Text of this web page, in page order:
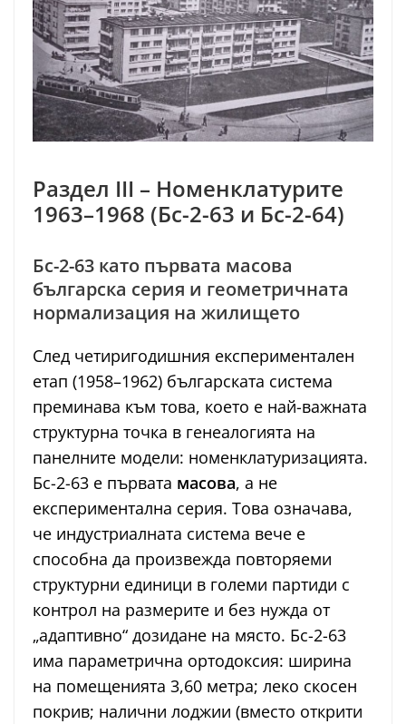
Раздел III – Номенклатурите
1963–1968 (Бс-2-63 и Бс-2-64)
Бс-2-63 като първата масова
българска серия и геометричната
нормализация на жилището
След четиригодишния експериментален
етап (1958–1962) българската система
преминава към това, което е най-важната
структурна точка в генеалогията на
панелните модели: номенклатуризацията.
Бс-2-63 е първата масова, а не
експериментална серия. Това означава,
че индустриалната система вече е
способна да произвежда повторяеми
структурни единици в големи партиди с
контрол на размерите и без нужда от
„адаптивно“ дозидане на място. Бс-2-63
има параметрична ортодоксия: ширина
на помещенията 3,60 метра; леко скосен
покрив; налични лоджии (вместо открити